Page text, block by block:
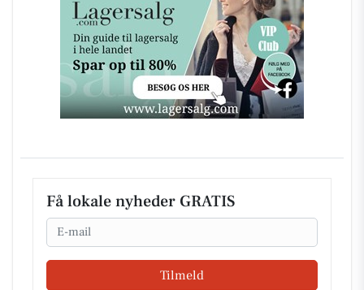
Få lokale nyheder GRATIS
Email
Tilmeld